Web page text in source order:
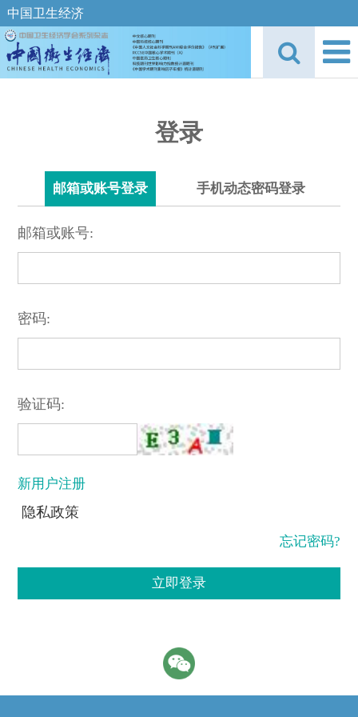
中国卫生经济
登录
邮箱或账号登录 手机动态密码登录
邮箱或账号:
密码:
验证码:
新用户注册
隐私政策
忘记密码?
立即登录